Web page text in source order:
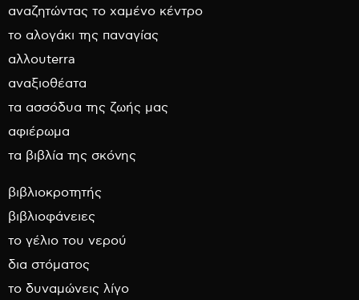
αναζητώντας το χαμένο κέντρο
το αλογάκι της παναγίας
αλλουterra
αναξιοθέατα
τα ασσόδυα της ζωής μας
αφιέρωμα
τα βιβλία της σκόνης
βιβλιοκροτητής
βιβλιοφάνειες
το γέλιο του νερού
δια στόματος
το δυναμώνεις λίγο